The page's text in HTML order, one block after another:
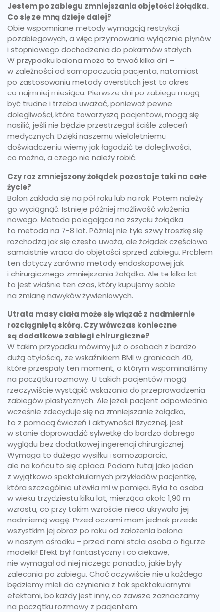
Jestem po zabiegu zmniejszania objętości żołądka.
Co się ze mną dzieje dalej?
Obie wspomniane metody wymagają restrykcji
pozabiegowych, a więc przyjmowania wyłącznie płynów
i stopniowego dochodzenia do pokarmów stałych.
W przypadku balona może to trwać kilka dni –
w zależności od samopoczucia pacjenta, natomiast
po zastosowaniu metody overstitch jest to okres
co najmniej miesiąca. Pierwsze dni po zabiegu mogą
być trudne i trzeba uważać, ponieważ pewne
dolegliwości, które towarzyszą pacjentowi, mogą się
nasilić, jeśli nie będzie przestrzegał ściśle zaleceń
medycznych. Dzięki naszemu wieloletniemu
doświadczeniu wiemy jak łagodzić te dolegliwości,
co można, a czego nie należy robić.
Czy raz zmniejszony żołądek pozostaje taki na całe
życie?
Balon zakłada się na pół roku lub na rok. Potem należy
go wyciągnąć. Istnieje później możliwość włożenia
nowego. Metoda polegająca na zszyciu żołądka
to metoda na 7-8 lat. Później nie tyle szwy troszkę się
rozchodzą jak się często uważa, ale żołądek częściowo
samoistnie wraca do objętości sprzed zabiegu. Problem
ten dotyczy zarówno metody endoskopowej jak
i chirurgicznego zmniejszania żołądka. Ale te kilka lat
to jest właśnie ten czas, który kupujemy sobie
na zmianę nawyków żywieniowych.
Utrata masy ciała może się wiązać z nadmiernie
rozciągniętą skórą. Czy wówczas konieczne
są dodatkowe zabiegi chirurgiczne?
W takim przypadku mówimy już o osobach z bardzo
dużą otyłością, ze wskaźnikiem BMI w granicach 40,
które przespały ten moment, o którym wspominaliśmy
na początku rozmowy. U takich pacjentów mogą
rzeczywiście wystąpić wskazania do przeprowadzenia
zabiegów plastycznych. Ale jeżeli pacjent odpowiednio
wcześnie zdecyduje się na zmniejszanie żołądka,
to z pomocą ćwiczeń i aktywności fizycznej, jest
w stanie doprowadzić sylwetkę do bardzo dobrego
wyglądu bez dodatkowej ingerencji chirurgicznej.
Wymaga to dużego wysiłku i samozaparcia,
ale na końcu to się opłaca. Podam tutaj jako jeden
z wyjątkowo spektakularnych przykładów pacjentkę,
która szczególnie utkwiła mi w pamięci. Była to osoba
w wieku trzydziestu kilku lat, mierząca około 1,90 m
wzrostu, co przy takim wzroście nieco ukrywało jej
nadmierną wagę. Przed oczami mam jednak przede
wszystkim jej obraz po roku od założenia balona
w naszym ośrodku – przed nami stała osoba o figurze
modelki! Efekt był fantastyczny i co ciekawe,
nie wymagał od niej niczego ponadto, jakie były
zalecania po zabiegu. Choć oczywiście nie u każdego
będziemy mieli do czynienia z tak spektakularnymi
efektami, bo każdy jest inny, co zawsze zaznaczamy
na początku rozmowy z pacjentem.